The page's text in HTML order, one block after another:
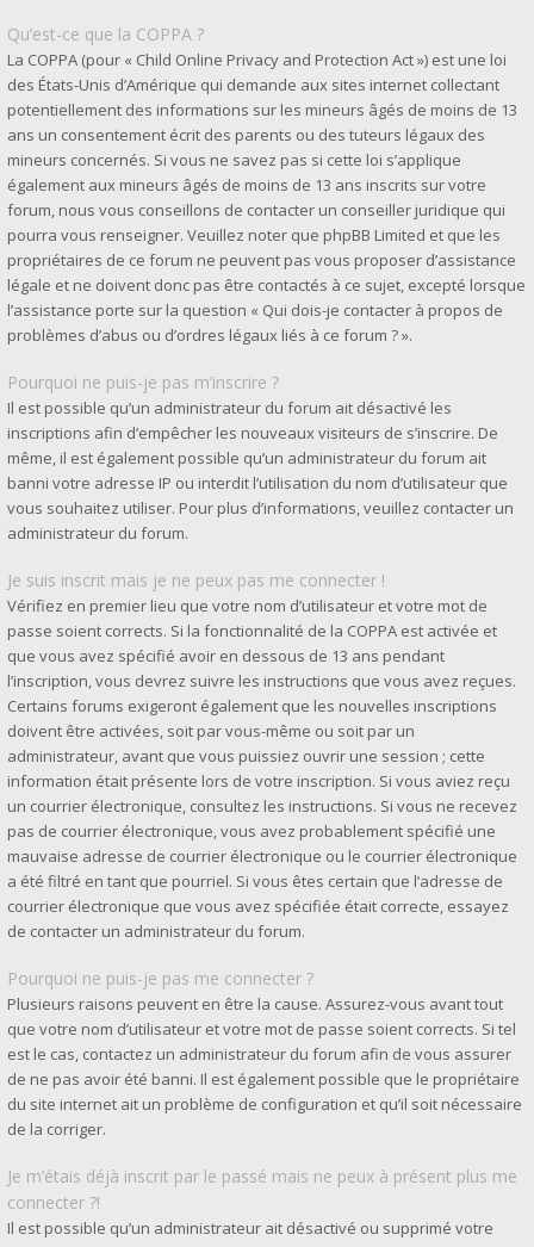
Qu’est-ce que la COPPA ?
La COPPA (pour « Child Online Privacy and Protection Act ») est une loi
des États-Unis d’Amérique qui demande aux sites internet collectant
potentiellement des informations sur les mineurs âgés de moins de 13
ans un consentement écrit des parents ou des tuteurs légaux des
mineurs concernés. Si vous ne savez pas si cette loi s’applique
également aux mineurs âgés de moins de 13 ans inscrits sur votre
forum, nous vous conseillons de contacter un conseiller juridique qui
pourra vous renseigner. Veuillez noter que phpBB Limited et que les
propriétaires de ce forum ne peuvent pas vous proposer d’assistance
légale et ne doivent donc pas être contactés à ce sujet, excepté lorsque
l’assistance porte sur la question « Qui dois-je contacter à propos de
problèmes d’abus ou d’ordres légaux liés à ce forum ? ».
Pourquoi ne puis-je pas m’inscrire ?
Il est possible qu’un administrateur du forum ait désactivé les
inscriptions afin d’empêcher les nouveaux visiteurs de s’inscrire. De
même, il est également possible qu’un administrateur du forum ait
banni votre adresse IP ou interdit l’utilisation du nom d’utilisateur que
vous souhaitez utiliser. Pour plus d’informations, veuillez contacter un
administrateur du forum.
Je suis inscrit mais je ne peux pas me connecter !
Vérifiez en premier lieu que votre nom d’utilisateur et votre mot de
passe soient corrects. Si la fonctionnalité de la COPPA est activée et
que vous avez spécifié avoir en dessous de 13 ans pendant
l’inscription, vous devrez suivre les instructions que vous avez reçues.
Certains forums exigeront également que les nouvelles inscriptions
doivent être activées, soit par vous-même ou soit par un
administrateur, avant que vous puissiez ouvrir une session ; cette
information était présente lors de votre inscription. Si vous aviez reçu
un courrier électronique, consultez les instructions. Si vous ne recevez
pas de courrier électronique, vous avez probablement spécifié une
mauvaise adresse de courrier électronique ou le courrier électronique
a été filtré en tant que pourriel. Si vous êtes certain que l’adresse de
courrier électronique que vous avez spécifiée était correcte, essayez
de contacter un administrateur du forum.
Pourquoi ne puis-je pas me connecter ?
Plusieurs raisons peuvent en être la cause. Assurez-vous avant tout
que votre nom d’utilisateur et votre mot de passe soient corrects. Si tel
est le cas, contactez un administrateur du forum afin de vous assurer
de ne pas avoir été banni. Il est également possible que le propriétaire
du site internet ait un problème de configuration et qu’il soit nécessaire
de la corriger.
Je m’étais déjà inscrit par le passé mais ne peux à présent plus me
connecter ?!
Il est possible qu’un administrateur ait désactivé ou supprimé votre